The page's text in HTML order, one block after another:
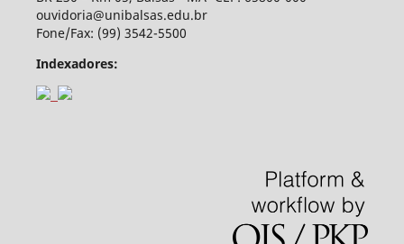
ouvidoria@unibalsas.edu.br
Fone/Fax: (99) 3542-5500
Indexadores: